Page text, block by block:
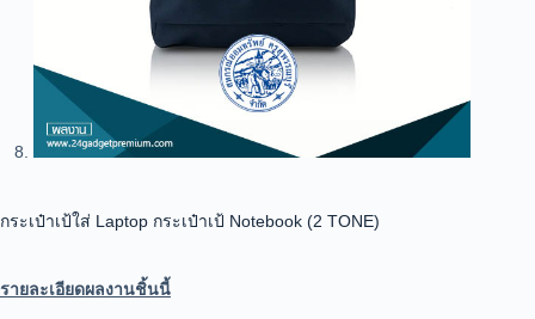
กระเป๋าเป้ใส่ Laptop กระเป๋าเป้ Notebook (2 TONE)
รายละเอียดผลงานชิ้นนี้